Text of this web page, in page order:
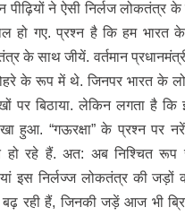
पीढ़ियों ने ऐसी निर्लज लोकतंत्र
हो गए. प्रश्न है कि हम भारत
के साथ जीयें. वर्तमान
के रूप में थे. जिनपर भारत के
पर बिठाया. लेकिन लगता है कि
हुआ. “गऊरक्षा” के प्रश्न पर
हो रहे हैं. अत: अब निश्चित
इस निर्लज्ज लोकतंत्र की
बढ़ रही हैं, जिनकी जड़ें आज भी